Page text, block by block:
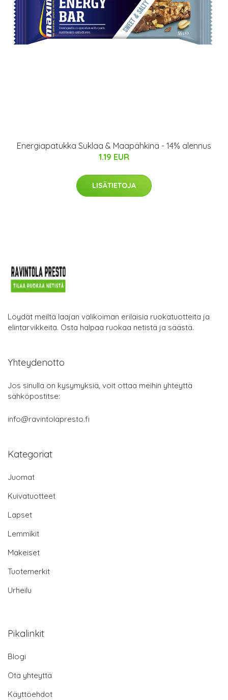
Energiapatukka Suklaa & Maapähkinä - 14% alennus
1.19 EUR
LISÄTIETOJA
Löydät meiltä laajan valikoiman erilaisia ruokatuotteita ja
elintarvikkeita. Osta halpaa ruokaa netistä ja säästä.
Yhteydenotto
Jos sinulla on kysymyksiä, voit ottaa meihin yhteyttä
sähköpostitse:
info@ravintolapresto.fi
Kategoriat
Juomat
Kuivatuotteet
Lapset
Lemmikit
Makeiset
Tuotemerkit
Urheilu
Pikalinkit
Blogi
Ota yhteyttä
Käyttöehdot